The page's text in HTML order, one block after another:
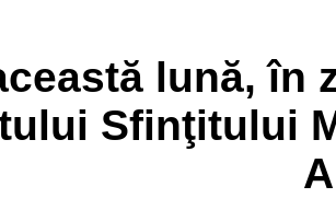
lună, în
Sfinţitului